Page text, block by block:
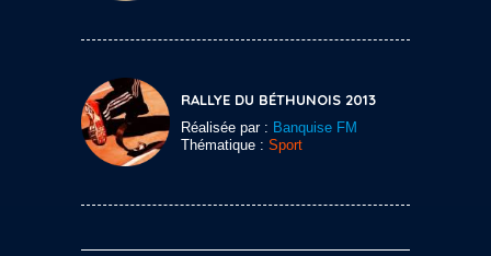
RALLYE DU BÉTHUNOIS 2013
Réalisée par : Banquise FM
Thématique : Sport